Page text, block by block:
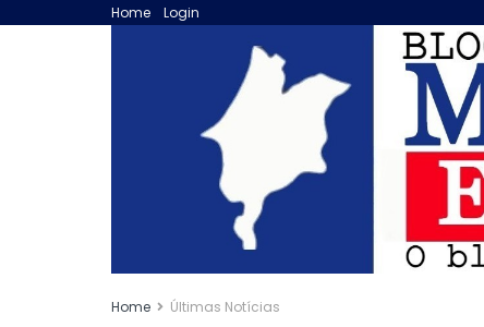
Home Login
Home Últimas Notícias